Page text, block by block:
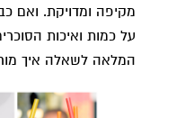
מקיפה ומדויקת. ואם
על כמות ואיכות
המלאה לשאלה איך